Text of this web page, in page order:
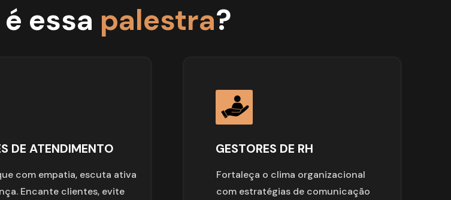
essa palestra?
GESTORES DE RH
DE ATENDIMENTO
Fortaleça o clima organizacional
com estratégias de comunicação
com empatia, escuta ativa
Encante clientes, evite